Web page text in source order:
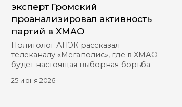
эксперт Громский
проанализировал активность
партий в ХМАО
Политолог АПЭК рассказал
телеканалу «Мегаполис», где в ХМАО
будет настоящая выборная борьба
25 июня 2026